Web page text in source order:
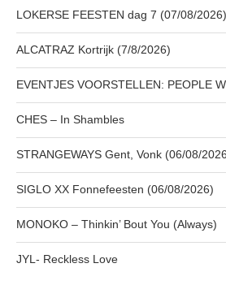
LOKERSE FEESTEN dag 7 (07/08/2026)
ALCATRAZ Kortrijk (7/8/2026)
EVENTJES VOORSTELLEN: PEOPLE
CHES – In Shambles
STRANGEWAYS Gent, Vonk (06/08/
SIGLO XX Fonnefeesten (06/08/2026)
MONOKO – Thinkin’ Bout You (Always)
JYL- Reckless Love